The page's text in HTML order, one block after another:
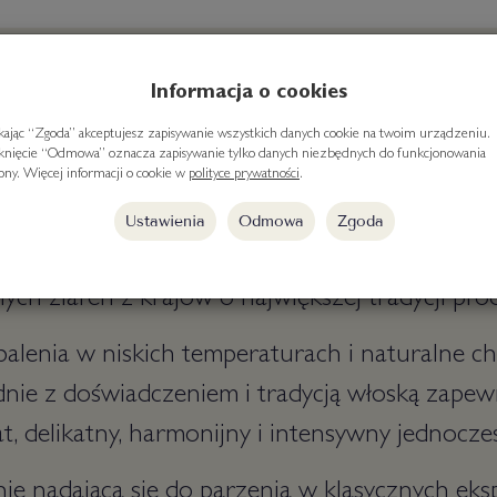
ziarnista z turyńskiej Eurocaf - palarni
Robusta 50% i Arabica 50%,
ziaren z krajów o największej tradycji
w niskich temperaturach i naturalne
z doświadczeniem i tradycją włoską
delikatny, harmonijny i intensywny
Informacja o cookies
“Zgoda” akceptujesz zapisywanie wszystkich danych cookie na twoim urządzeniu.
“Odmowa” oznacza zapisywanie tylko danych niezbędnych do funkcjonowania
Więcej informacji o cookie w polityce prywatności.
Ustawienia Odmowa Zgoda